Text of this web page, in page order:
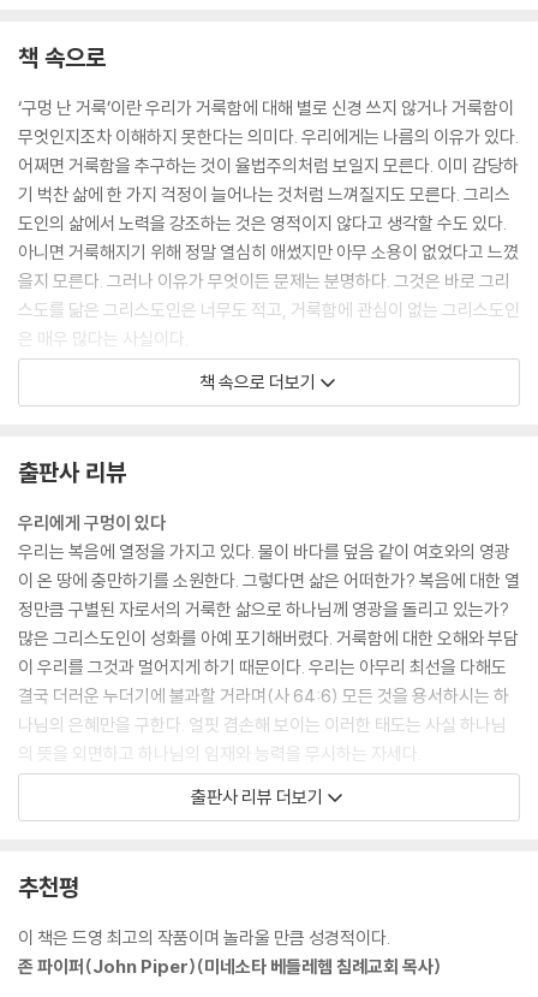
책 속으로
‘구멍 난 거룩’이란 우리가 거룩함에 대해 별로 신경 쓰지 않거나 거룩함이
무엇인지조차 이해하지 못한다는 의미다. 우리에게는 나름의 이유가 있다.
어쩌면 거룩함을 추구하는 것이 율법주의처럼 보일지 모른다. 이미 감당하
기 벅찬 삶에 한 가지 걱정이 늘어나는 것처럼 느껴질지도 모른다. 그리스
도인의 삶에서 노력을 강조하는 것은 영적이지 않다고 생각할 수도 있다.
아니면 거룩해지기 위해 정말 열심히 애썼지만 아무 소용이 없었다고 느꼈
을지 모른다. 그러나 이유가 무엇이든 문제는 분명하다. 그것은 바로 그리
스도를 닮은 그리스도인은 너무도 적고, 거룩함에 관심이 없는 그리스도인
은 매우 많다는 사실이다.
이 책은 거룩함의 문제를 진지하게 받아들일 마음이 있는 사람, 예수님을
닮아가기 원하는 사람, 경건함으로 이끄는 은혜의 빛 안에서 살고자 하는
다.
.
.
경건에 구멍이 뚫린 또 다른 이유는 교회 안에 거듭나지 않은 사람이 많기
때문이다. 진짜 그리스도인들이 이 책을 읽고 구원의 확신에 회의를 품는
것은 내가 원하는 바가 아니지만, 정말로 기대하고 소망하기는, 스스로 신
자라고 고백하는 일부 교인들이 지금까지 자신이 진심으로 그리스도를 신
뢰하지 않았음을 깨닫게 되는 것이다. 하나님의 거룩한 백성으로서 거룩함
을 추구하지 않는 이유 중 하나는 그들이 아직 성령으로 거듭나지 않았기
때문이다.
---본문 중에서
책 속으로 더보기
출판사 리뷰
우리에게 구멍이 있다
우리는 복음에 열정을 가지고 있다. 물이 바다를 덮음 같이 여호와의 영광
이 온 땅에 충만하기를 소원한다. 그렇다면 삶은 어떠한가? 복음에 대한 열
정만큼 구별된 자로서의 거룩한 삶으로 하나님께 영광을 돌리고 있는가?
많은 그리스도인이 성화를 아예 포기해버렸다. 거룩함에 대한 오해와 부담
이 우리를 그것과 멀어지게 하기 때문이다. 우리는 아무리 최선을 다해도
결국 더러운 누더기에 불과할 거라며(사 64:6) 모든 것을 용서하시는 하
나님의 은혜만을 구한다. 얼핏 겸손해 보이는 이러한 태도는 사실 하나님
의 뜻을 외면하고 하나님의 임재와 능력을 무시하는 자세다.
거룩하신 하나님의 자녀 된 우리는 “거룩하라”고 명령 받았고, “거룩해지
기 위해” 구원받았으며, 영생을 유업으로 얻기 위해 실제로 “거룩해져야”
한다. 우리에게 거룩함이 없다면, 그리고 거룩함을 추구하지 않는다면 우
리는 우리의 정체성을 잃어버린 것이다. 그리스도 안에서 모든 그리스도인
은 단번에 얻어지는 거룩함을 소유하게 되며, 이러한 새로운 정체성에 근
거하여 각 사람이 평생 계속되는 성화의 과정을 통해 자라가도록 명령 받
출판사 리뷰 더보기
추천평
이 책은 드영 최고의 작품이며 놀라울 만큼 성경적이다.
존 파이퍼(John Piper)(미네소타 베들레헴 침례교회 목사)